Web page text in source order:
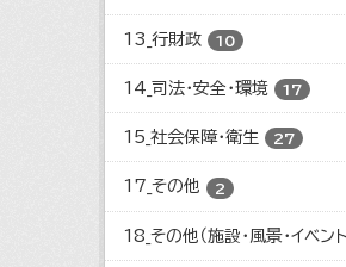
13_行財政 10
14_司法・安全・環境 17
15_社会保障・衛生 27
17_その他 2
18_その他（施設・風景・イベン